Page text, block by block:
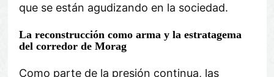
que se están agudizando en la sociedad.
La reconstrucción como arma y la estratagema
del corredor de Morag
Como parte de la presión continua, las